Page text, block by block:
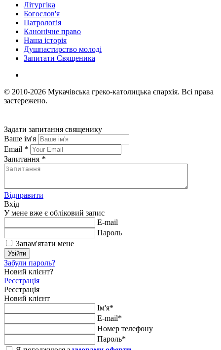
Літургіка
Богослов'я
Патрологія
Канонічне право
Наша історія
Душпастирство молоді
Запитати Священика
© 2010-2026 Мукачівська греко-католицька єпархія. Всі права
застережено.
Задати запитання священику
Ваше ім'я
Email *
Запитання *
Відправити
Вхід
У мене вже є обліковий запис
E-mail
Пароль
Запам'ятати мене
Увійти
Забули пароль?
Новий клієнт?
Реєстрація
Реєстрація
Новий клієнт
Ім'я*
E-mail*
Номер телефону
Пароль*